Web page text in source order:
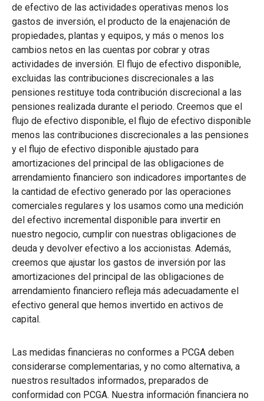
de efectivo de las actividades operativas menos los
gastos de inversión, el producto de la enajenación de
propiedades, plantas y equipos, y más o menos los
cambios netos en las cuentas por cobrar y otras
actividades de inversión. El flujo de efectivo disponible,
excluidas las contribuciones discrecionales a las
pensiones restituye toda contribución discrecional a las
pensiones realizada durante el periodo. Creemos que el
flujo de efectivo disponible, el flujo de efectivo disponible
menos las contribuciones discrecionales a las pensiones
y el flujo de efectivo disponible ajustado para
amortizaciones del principal de las obligaciones de
arrendamiento financiero son indicadores importantes de
la cantidad de efectivo generado por las operaciones
comerciales regulares y los usamos como una medición
del efectivo incremental disponible para invertir en
nuestro negocio, cumplir con nuestras obligaciones de
deuda y devolver efectivo a los accionistas. Además,
creemos que ajustar los gastos de inversión por las
amortizaciones del principal de las obligaciones de
arrendamiento financiero refleja más adecuadamente el
efectivo general que hemos invertido en activos de
capital.
Las medidas financieras no conformes a PCGA deben
considerarse complementarias, y no como alternativa, a
nuestros resultados informados, preparados de
conformidad con PCGA. Nuestra información financiera no